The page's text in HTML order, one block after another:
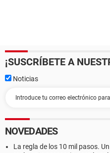
¡SUSCRÍBETE A
Noticias
NOVEDADES
La regla de los 10 mil pasos.